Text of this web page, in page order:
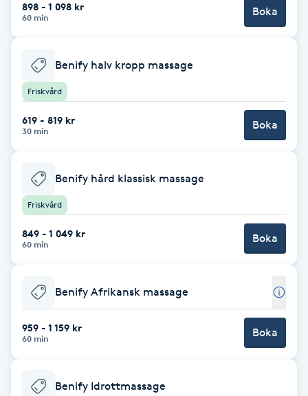
Cryoterapi
Damklippning
Diamantslipning
Extensions
Extensions borttagning
898 - 1 098 kr
60 min Boka
Benify halv kropp massage
Friskvård
619 - 819 kr
30 min Boka
Benify hård klassisk massage
Friskvård
849 - 1 049 kr
60 min Boka
Benify Afrikansk massage
959 - 1 159 kr
60 min Boka
Benify Idrottmassage